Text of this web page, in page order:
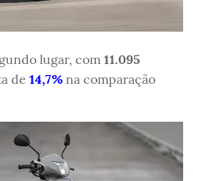
lugar, com 11.095
de 14,7% na comparação